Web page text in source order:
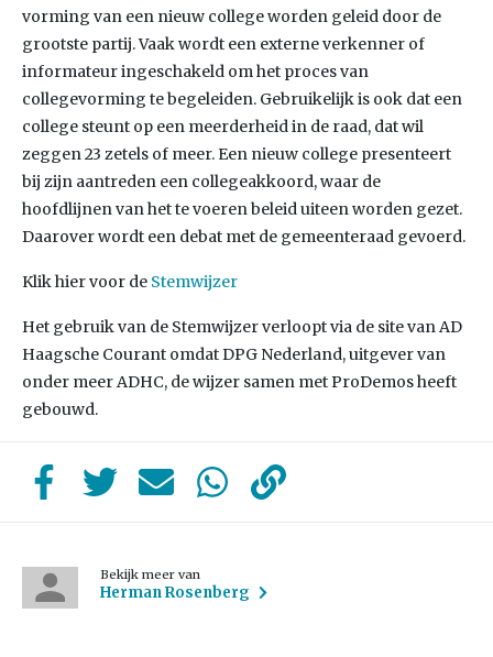
vorming van een nieuw college worden geleid door de
grootste partij. Vaak wordt een externe verkenner of
informateur ingeschakeld om het proces van
collegevorming te begeleiden. Gebruikelijk is ook dat een
college steunt op een meerderheid in de raad, dat wil
zeggen 23 zetels of meer. Een nieuw college presenteert
bij zijn aantreden een collegeakkoord, waar de
hoofdlijnen van het te voeren beleid uiteen worden gezet.
Daarover wordt een debat met de gemeenteraad gevoerd.
Klik hier voor de Stemwijzer
Het gebruik van de Stemwijzer verloopt via de site van AD
Haagsche Courant omdat DPG Nederland, uitgever van
onder meer ADHC, de wijzer samen met ProDemos heeft
gebouwd.
Bekijk meer van
Herman Rosenberg